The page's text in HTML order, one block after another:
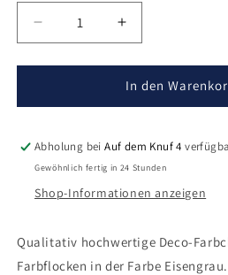
Verringere
die
Menge
Deco-
Eisengrau
Erhöhe
die
Menge
für
Deco-
Eisengrau
In den
Abholung beiAuf dem Knuf 4
Gewöhnlich fertig in 24 Stunden
Shop-Informationen anzeigen
Qualitativ hochwertige Deco-
Farbflocken in der Farbe Eisengrau.